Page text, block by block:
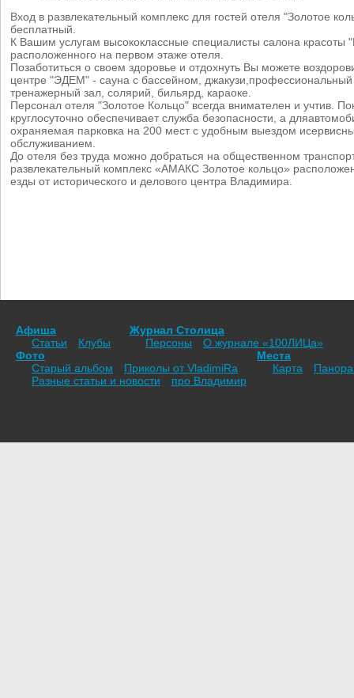
Вход в развлекательный комплекс для гостей отеля "Золотое
бесплатный.
К Вашим услугам высококлассные специалисты салона красоты
расположенного на первом этаже отеля.
Позаботиться о своем здоровье и отдохнуть Вы можете
центре "ЭДЕМ" - сауна с бассейном,
тренажерный зал, солярий, бильярд, караоке.
Персонал отеля "Золотое Кольцо" всегда внимателен и учтив.
круглосуточно обеспечивает служба безопасности, а
охраняемая парковка на 200 мест с удобным выездом
обслуживанием.
До отеля без труда можно добраться на общественном
развлекательный комплекс «АМАКС Золотое кольцо»
езды от исторического и делового центра Владимира.
Афиша
Статьи
Клубы
Журнал Столица
Персоны
О журнале «100ЛИЦа»
Фото
Старый альбом
Приколы от VladimiRа
Места
Карта
Разные статьи и новости
про Владимир